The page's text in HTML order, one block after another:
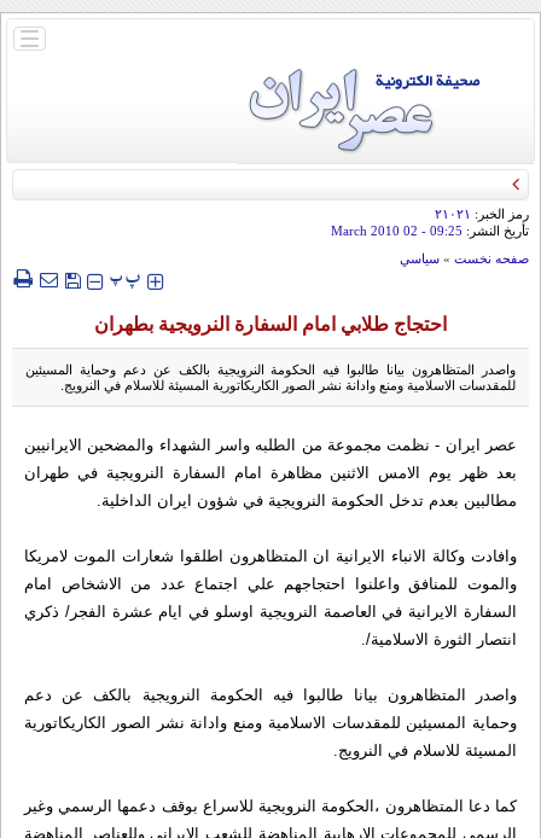
باز
رمز الخبر: ۲۱۰۲۱
تأريخ النشر: 09:25
- 02 March 2010
صفحه نخست » سياسي
‍‍‍ پپ
احتجاج طلابي امام السفارة النرويجية بطهران
واصدر المتظاهرون بيانا طالبوا فيه الحکومة النرويجية بالکف عن دعم وحماية المسيئين
للمقدسات الاسلامية ومنع وادانة نشر الصور الکاريکاتورية المسيئة للاسلام في النرويج.
عصر ایران - نظمت مجموعة من الطلبه واسر الشهداء والمضحين الايرانيين
بعد ظهر یوم الامس الاثنين مظاهرة امام السفارة النرويجية في طهران
مطالبين بعدم تدخل الحکومة النرويجية في شؤون ايران الداخلية.
وافادت وکالة الانباء الایرانیة ان المتظاهرون اطلقوا شعارات الموت لامريکا
والموت للمنافق واعلنوا احتجاجهم علي اجتماع عدد من الاشخاص امام
السفارة الايرانية في العاصمة النرويجية اوسلو في ايام عشرة الفجر/ ذکري
انتصار الثورة الاسلامية/.
واصدر المتظاهرون بيانا طالبوا فيه الحکومة النرويجية بالکف عن دعم
وحماية المسيئين للمقدسات الاسلامية ومنع وادانة نشر الصور الکاريکاتورية
المسيئة للاسلام في النرويج.
کما دعا المتظاهرون ،الحکومة النرويجية للاسراع بوقف دعمها الرسمي وغير
الرسمي للمجموعات الارهابية المناهضة للشعب الايراني وللعناصر المناهضة